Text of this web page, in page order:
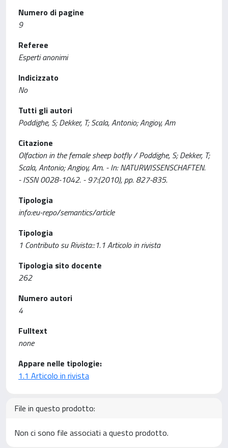
Numero di pagine
9
Referee
Esperti anonimi
Indicizzato
No
Tutti gli autori
Poddighe, S; Dekker, T; Scala, Antonio; Angioy, Am
Citazione
Olfaction in the female sheep botfly / Poddighe, S; Dekker, T;
Scala, Antonio; Angioy, Am. - In: NATURWISSENSCHAFTEN.
- ISSN 0028-1042. - 97:(2010), pp. 827-835.
Tipologia
info:eu-repo/semantics/article
Tipologia
1 Contributo su Rivista::1.1 Articolo in rivista
Tipologia sito docente
262
Numero autori
4
Fulltext
none
Appare nelle tipologie:
1.1 Articolo in rivista
File in questo prodotto:
Non ci sono file associati a questo prodotto.